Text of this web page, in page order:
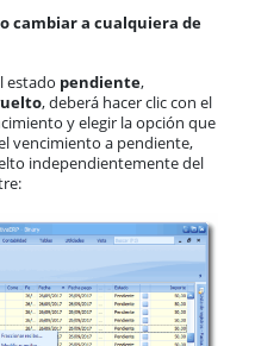
cambiar a cualquiera de
estado pendiente,
, deberá hacer clic con el
y elegir la opción que
vencimiento a pendiente,
independientemente del